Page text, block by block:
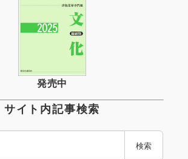
発売中
サイト内記事検索
検索